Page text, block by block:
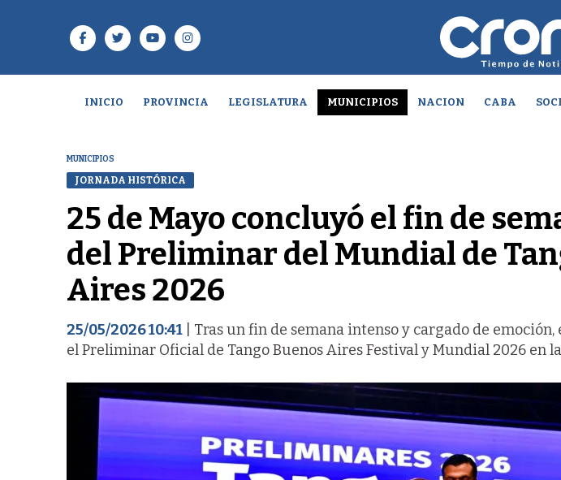
INICIO PROVINCIA LEGISLATURA MUNICIPIOS NACION CABA
MUNICIPIOS
JORNADA HISTÓRICA
25 de Mayo concluyó el fin de
del Preliminar del Mundial de
Aires 2026
25/05/2026 10:41 | Tras un fin de semana intenso y cargado de
el Preliminar Oficial de Tango Buenos Aires Festival y Mundial 2026 en